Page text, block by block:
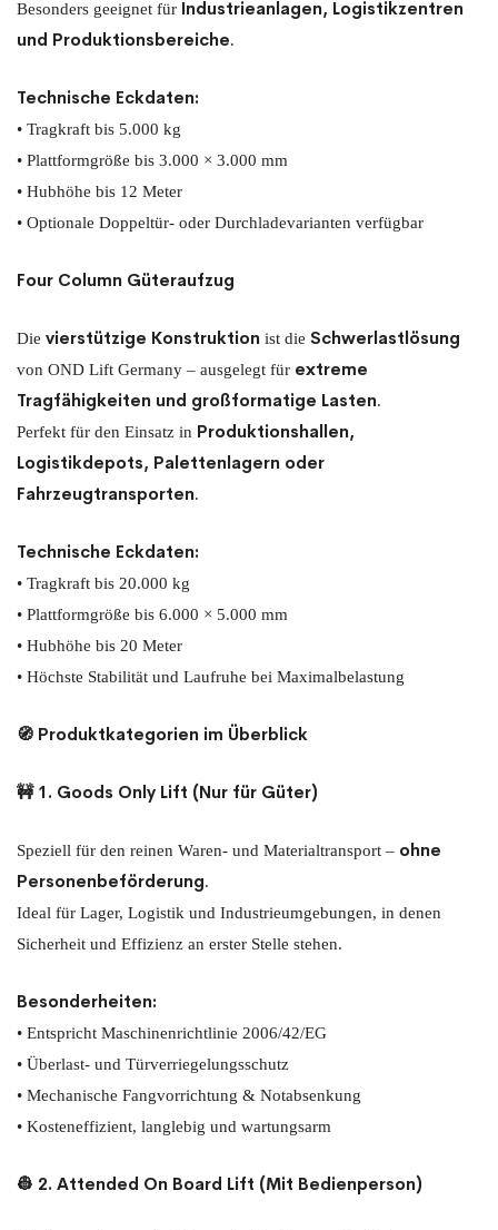
Besonders geeignet für Industrieanlagen, Logistikzentren
und Produktionsbereiche.
Technische Eckdaten:
• Tragkraft bis 5.000 kg
• Plattformgröße bis 3.000 × 3.000 mm
• Hubhöhe bis 12 Meter
• Optionale Doppeltür- oder Durchladevarianten verfügbar
Four Column Güteraufzug
Die vierstützige Konstruktion ist die Schwerlastlösung
von OND Lift Germany – ausgelegt für extreme
Tragfähigkeiten und großformatige Lasten.
Perfekt für den Einsatz in Produktionshallen,
Logistikdepots, Palettenlagern oder
Fahrzeugtransporten.
Technische Eckdaten:
• Tragkraft bis 20.000 kg
• Plattformgröße bis 6.000 × 5.000 mm
• Hubhöhe bis 20 Meter
• Höchste Stabilität und Laufruhe bei Maximalbelastung
🧭 Produktkategorien im Überblick
🚧 1. Goods Only Lift (Nur für Güter)
Speziell für den reinen Waren- und Materialtransport – ohne
Personenbeförderung.
Ideal für Lager, Logistik und Industrieumgebungen, in denen
Sicherheit und Effizienz an erster Stelle stehen.
Besonderheiten:
• Entspricht Maschinenrichtlinie 2006/42/EG
• Überlast- und Türverriegelungsschutz
• Mechanische Fangvorrichtung & Notabsenkung
• Kosteneffizient, langlebig und wartungsarm
👷 2. Attended On Board Lift (Mit Bedienperson)